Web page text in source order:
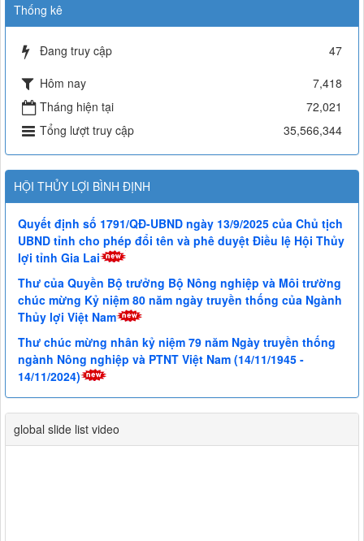
Thống kê
Đang truy cập
47
Hôm nay
7,418
Tháng hiện tại
72,021
Tổng lượt truy cập
35,566,344
HỘI THỦY LỢI BÌNH ĐỊNH
Quyết định số 1791/QĐ-UBND ngày 13/9/2025 của Chủ tịch
UBND tỉnh cho phép đổi tên và phê duyệt Điều lệ Hội Thủy
lợi tỉnh Gia Lai
Thư của Quyền Bộ trưởng Bộ Nông nghiệp và Môi trường
chúc mừng Kỷ niệm 80 năm ngày truyền thống của Ngành
Thủy lợi Việt Nam
Thư chúc mừng nhân kỷ niệm 79 năm Ngày truyền thống
ngành Nông nghiệp và PTNT Việt Nam (14/11/1945 -
14/11/2024)
global slide list video